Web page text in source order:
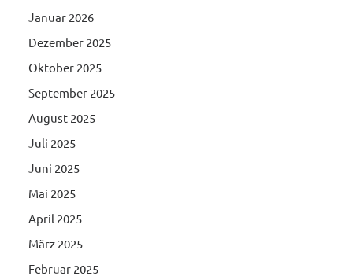
Januar 2026
Dezember 2025
Oktober 2025
September 2025
August 2025
Juli 2025
Juni 2025
Mai 2025
April 2025
März 2025
Februar 2025